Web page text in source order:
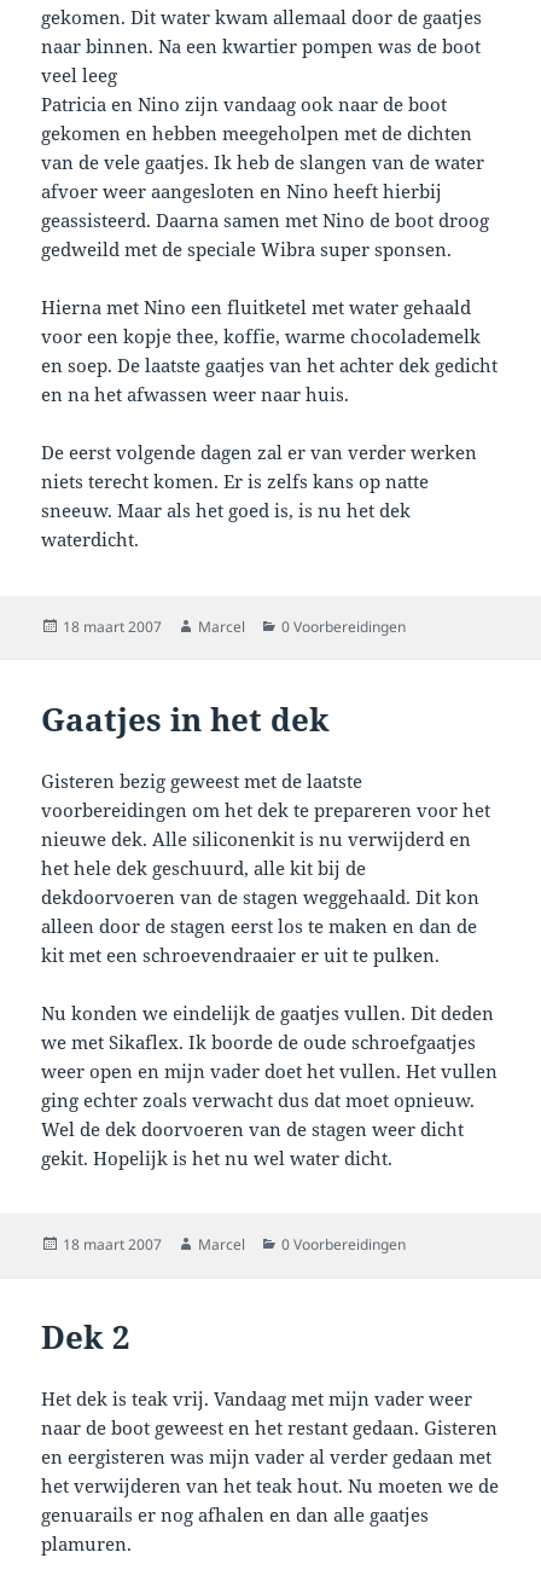
gekomen. Dit water kwam allemaal door de gaatjes
naar binnen. Na een kwartier pompen was de boot
veel leeg
Patricia en Nino zijn vandaag ook naar de boot
gekomen en hebben meegeholpen met de dichten
van de vele gaatjes. Ik heb de slangen van de water
afvoer weer aangesloten en Nino heeft hierbij
geassisteerd. Daarna samen met Nino de boot droog
gedweild met de speciale Wibra super sponsen.
Hierna met Nino een fluitketel met water gehaald
voor een kopje thee, koffie, warme chocolademelk
en soep. De laatste gaatjes van het achter dek gedicht
en na het afwassen weer naar huis.
De eerst volgende dagen zal er van verder werken
niets terecht komen. Er is zelfs kans op natte
sneeuw. Maar als het goed is, is nu het dek
waterdicht.
Geplaatst
18 maart 2007 Auteur
Marcel Categorieën
0 Voorbereidingen
Gaatjes in het dek
Gisteren bezig geweest met de laatste
voorbereidingen om het dek te prepareren voor het
nieuwe dek. Alle siliconenkit is nu verwijderd en
het hele dek geschuurd, alle kit bij de
dekdoorvoeren van de stagen weggehaald. Dit kon
alleen door de stagen eerst los te maken en dan de
kit met een schroevendraaier er uit te pulken.
Nu konden we eindelijk de gaatjes vullen. Dit deden
we met Sikaflex. Ik boorde de oude schroefgaatjes
weer open en mijn vader doet het vullen. Het vullen
ging echter zoals verwacht dus dat moet opnieuw.
Wel de dek doorvoeren van de stagen weer dicht
gekit. Hopelijk is het nu wel water dicht.
Geplaatst
18 maart 2007 Auteur
Marcel Categorieën
0 Voorbereidingen
Dek 2
Het dek is teak vrij. Vandaag met mijn vader weer
naar de boot geweest en het restant gedaan. Gisteren
en eergisteren was mijn vader al verder gedaan met
het verwijderen van het teak hout. Nu moeten we de
genuarails er nog afhalen en dan alle gaatjes
plamuren.